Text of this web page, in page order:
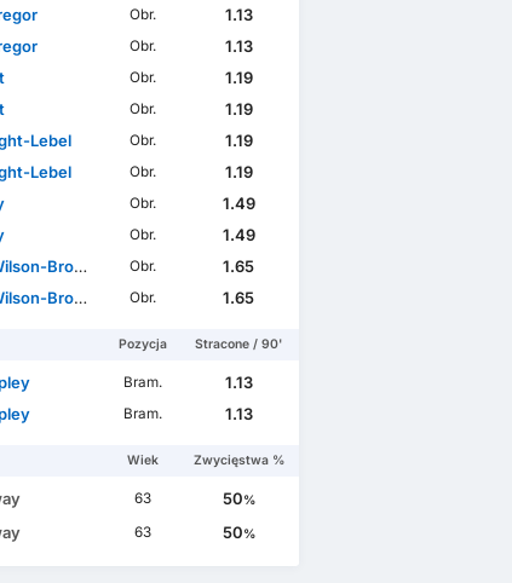
Obr.
1.13
Obr.
1.13
Obr.
1.19
Obr.
1.19
Lebel
Obr.
1.19
Lebel
Obr.
1.19
Obr.
1.49
Obr.
1.49
Brown
Obr.
1.65
Brown
Obr. 1.65
Pozycja Stracone / 90'
Bram.
1.13
Bram. 1.13
Wiek Zwycięstwa %
63 50%
63 50%